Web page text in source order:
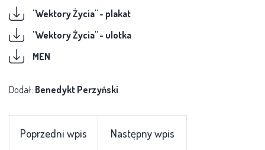
"Wektory Życia" - plakat
"Wektory Życia" - ulotka
MEN
Dodał: Benedykt Perzyński
Poprzedni wpis Następny wpis